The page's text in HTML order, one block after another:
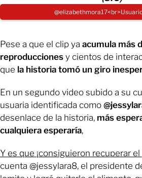
Pese a que el clip ya acumula más
reproducciones y cientos de
que la historia tomó un giro
En un segundo video subido a su
usuaria identificada como
desenlace de la historia, más
cualquiera esperaría,
Y es que ¡consiguieron recuperar el
cuenta @jessylara8, el presidente